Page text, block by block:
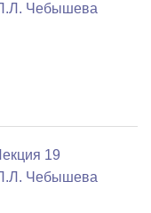
Чебышева
19
Чебышева